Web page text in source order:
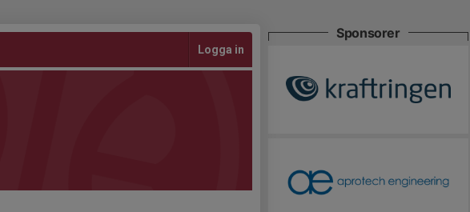
Logga in
Sponsorer